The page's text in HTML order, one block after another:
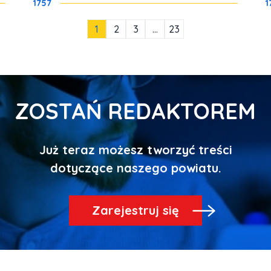
1757
1 2 3 … 23
ZOSTAŃ REDAKTOREM
Już teraz możesz tworzyć treści
Zarejestruj się